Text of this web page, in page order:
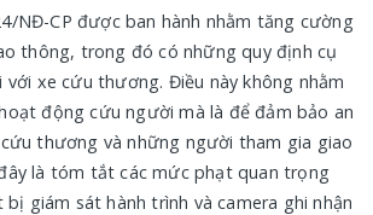
NĐ-CP được ban hành nhằm tăng cường
thông, trong đó có những quy định cụ
xe cứu thương. Điều này không nhằm
động cứu người mà là để đảm bảo an
thương và những người tham gia giao
là tóm tắt các mức phạt quan trọng
giám sát hành trình và camera ghi nhận